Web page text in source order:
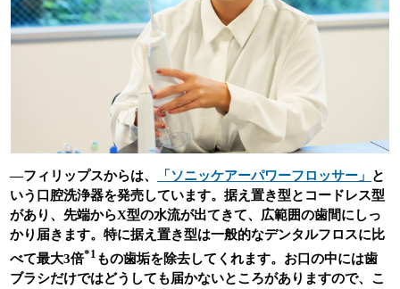
―フィリップスからは、 「ソニッケアーパワーフロッサー」
と
いう口腔洗浄器を発売しています。据え置き型とコードレス型
があり、先端からX型の水流が出てきて、広範囲の歯間にしっ
かり届きます。特に据え置き型は一般的なデンタルフロスに比
べて最大3倍*1 もの歯垢を除去してくれます。お口の中には歯
ブラシだけではどうしても届かないところがありますので、こ